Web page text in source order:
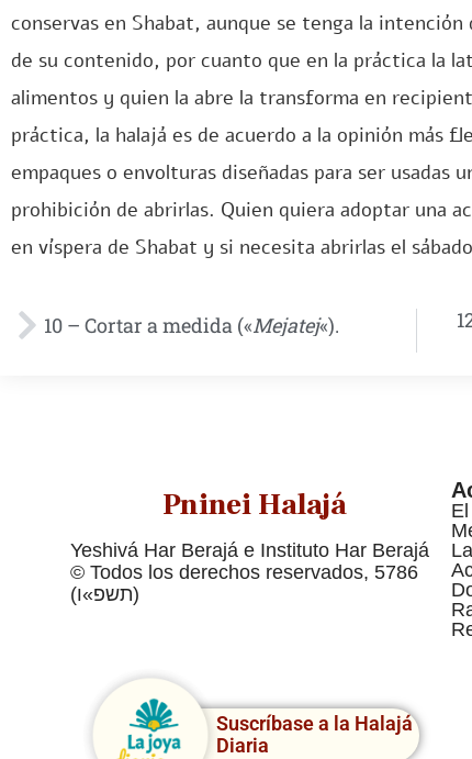
conservas en Shabat, aunque se tenga la
de su contenido, por cuanto que en la práctica la
alimentos y quien la abre la transforma en
práctica, la halajá es de acuerdo a la opinión más
empaques o envolturas diseñadas para ser usadas
prohibición de abrirlas. Quien quiera adoptar una
en víspera de Shabat y si necesita abrirlas el
10 – Cortar a medida («Mejatej«).
Pninei Halajá
Yeshivá Har Berajá e Instituto Har Berajá
© Todos los derechos reservados, 5786
(תשפ»ו)
Suscríbase a la Halajá
Diaria